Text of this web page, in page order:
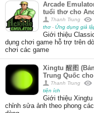
Arcade
tuổi thơ cho
Thanh Trung
thơ- Ứng dụng giả
Giới thiệu
dụng chơi game hỗ trợ trên
chơi các game
Xingtu 醒图
Trung Quốc
Thanh Trung
tiện ích
Giới thiệu Xingtu
chỉnh sửa ảnh theo phong